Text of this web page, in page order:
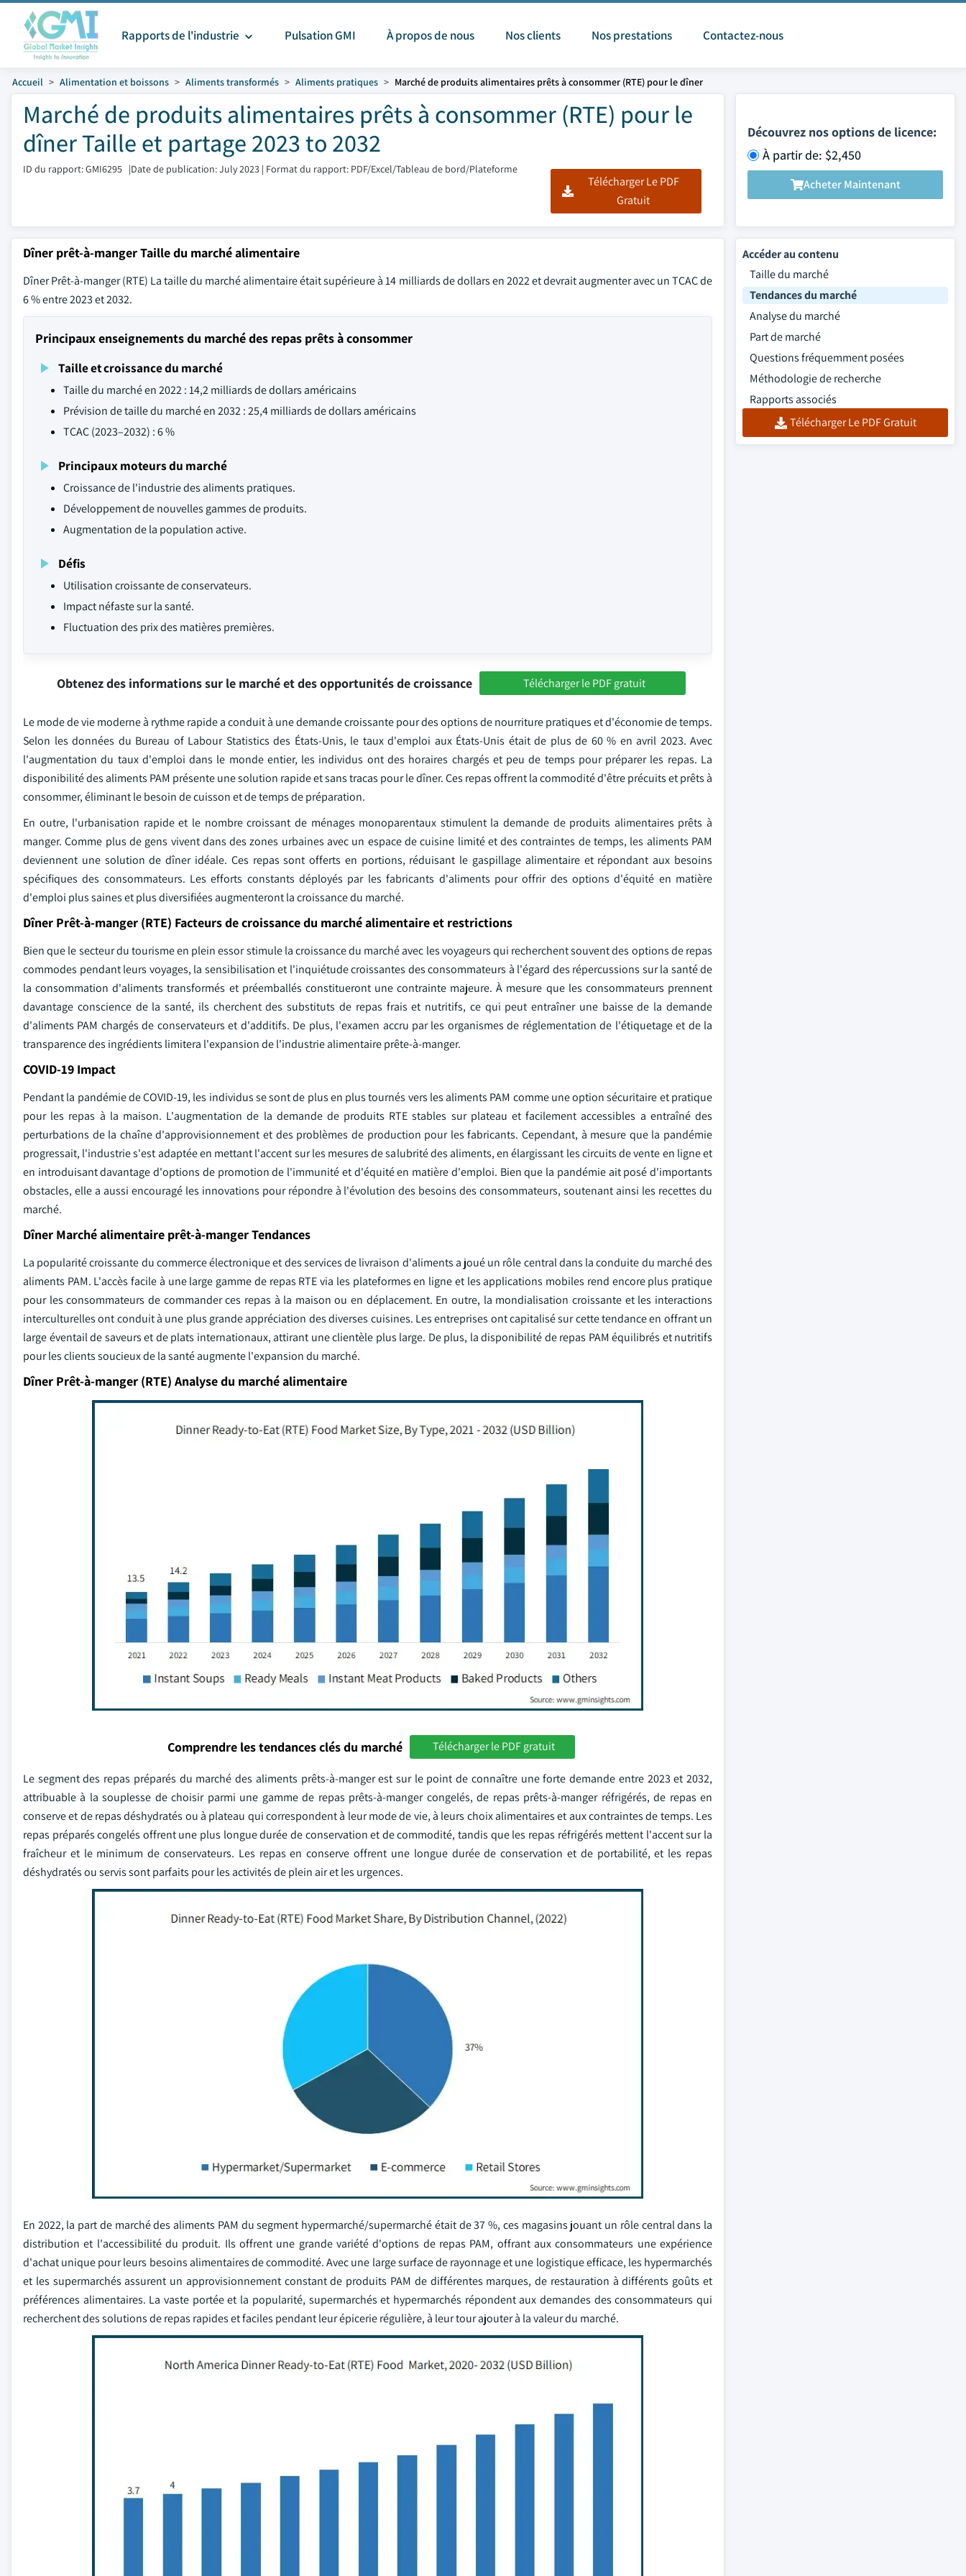
Rapports de l'industrie Pulsation GMI À propos de nous Nos clients Nos prestations Contactez-nous
Accueil Alimentation et boissons Aliments transformés Aliments pratiques Marché de produits alimentaires prêts à consommer (RTE) pour le dîner
Marché de produits alimentaires prêts à consommer (RTE) pour le
dîner Taille et partage 2023 to 2032
ID du rapport: GMI6295 |Date de publication: July 2023 | Format du rapport: PDF/Excel/Tableau de bord/Plateforme
Télécharger Le PDF
Gratuit
Découvrez nos options de licence:
À partir de: $2,450
Acheter Maintenant
Dîner prêt-à-manger Taille du marché alimentaire
Dîner Prêt-à-manger (RTE) La taille du marché alimentaire était supérieure à 14 milliards de dollars en 2022 et devrait augmenter avec un TCAC de
6 % entre 2023 et 2032.
Principaux enseignements du marché des repas prêts à consommer
Taille et croissance du marché
Taille du marché en 2022 : 14,2 milliards de dollars américains
Prévision de taille du marché en 2032 : 25,4 milliards de dollars américains
TCAC (2023–2032) : 6 %
Principaux moteurs du marché
Croissance de l'industrie des aliments pratiques.
Développement de nouvelles gammes de produits.
Augmentation de la population active.
Défis
Utilisation croissante de conservateurs.
Impact néfaste sur la santé.
Fluctuation des prix des matières premières.
Obtenez des informations sur le marché et des opportunités de croissance Télécharger le PDF gratuit
Le mode de vie moderne à rythme rapide a conduit à une demande croissante pour des options de nourriture pratiques et d'économie de temps.
Selon les données du Bureau of Labour Statistics des États-Unis, le taux d'emploi aux États-Unis était de plus de 60 % en avril 2023. Avec
l'augmentation du taux d'emploi dans le monde entier, les individus ont des horaires chargés et peu de temps pour préparer les repas. La
disponibilité des aliments PAM présente une solution rapide et sans tracas pour le dîner. Ces repas offrent la commodité d'être précuits et prêts à
consommer, éliminant le besoin de cuisson et de temps de préparation.
En outre, l'urbanisation rapide et le nombre croissant de ménages monoparentaux stimulent la demande de produits alimentaires prêts à
manger. Comme plus de gens vivent dans des zones urbaines avec un espace de cuisine limité et des contraintes de temps, les aliments PAM
deviennent une solution de dîner idéale. Ces repas sont offerts en portions, réduisant le gaspillage alimentaire et répondant aux besoins
spécifiques des consommateurs. Les efforts constants déployés par les fabricants d'aliments pour offrir des options d'équité en matière
d'emploi plus saines et plus diversifiées augmenteront la croissance du marché.
Dîner Prêt-à-manger (RTE) Facteurs de croissance du marché alimentaire et restrictions
Bien que le secteur du tourisme en plein essor stimule la croissance du marché avec les voyageurs qui recherchent souvent des options de repas
commodes pendant leurs voyages, la sensibilisation et l'inquiétude croissantes des consommateurs à l'égard des répercussions sur la santé de
la consommation d'aliments transformés et préemballés constitueront une contrainte majeure. À mesure que les consommateurs prennent
davantage conscience de la santé, ils cherchent des substituts de repas frais et nutritifs, ce qui peut entraîner une baisse de la demande
d'aliments PAM chargés de conservateurs et d'additifs. De plus, l'examen accru par les organismes de réglementation de l'étiquetage et de la
transparence des ingrédients limitera l'expansion de l'industrie alimentaire prête-à-manger.
COVID-19 Impact
Pendant la pandémie de COVID-19, les individus se sont de plus en plus tournés vers les aliments PAM comme une option sécuritaire et pratique
pour les repas à la maison. L'augmentation de la demande de produits RTE stables sur plateau et facilement accessibles a entraîné des
perturbations de la chaîne d'approvisionnement et des problèmes de production pour les fabricants. Cependant, à mesure que la pandémie
progressait, l'industrie s'est adaptée en mettant l'accent sur les mesures de salubrité des aliments, en élargissant les circuits de vente en ligne et
en introduisant davantage d'options de promotion de l'immunité et d'équité en matière d'emploi. Bien que la pandémie ait posé d'importants
obstacles, elle a aussi encouragé les innovations pour répondre à l'évolution des besoins des consommateurs, soutenant ainsi les recettes du
marché.
Dîner Marché alimentaire prêt-à-manger Tendances
La popularité croissante du commerce électronique et des services de livraison d'aliments a joué un rôle central dans la conduite du marché des
aliments PAM. L'accès facile à une large gamme de repas RTE via les plateformes en ligne et les applications mobiles rend encore plus pratique
pour les consommateurs de commander ces repas à la maison ou en déplacement. En outre, la mondialisation croissante et les interactions
interculturelles ont conduit à une plus grande appréciation des diverses cuisines. Les entreprises ont capitalisé sur cette tendance en offrant un
large éventail de saveurs et de plats internationaux, attirant une clientèle plus large. De plus, la disponibilité de repas PAM équilibrés et nutritifs
pour les clients soucieux de la santé augmente l'expansion du marché.
Dîner Prêt-à-manger (RTE) Analyse du marché alimentaire
Comprendre les tendances clés du marché Télécharger le PDF gratuit
Le segment des repas préparés du marché des aliments prêts-à-manger est sur le point de connaître une forte demande entre 2023 et 2032,
attribuable à la souplesse de choisir parmi une gamme de repas prêts-à-manger congelés, de repas prêts-à-manger réfrigérés, de repas en
conserve et de repas déshydratés ou à plateau qui correspondent à leur mode de vie, à leurs choix alimentaires et aux contraintes de temps. Les
repas préparés congelés offrent une plus longue durée de conservation et de commodité, tandis que les repas réfrigérés mettent l'accent sur la
fraîcheur et le minimum de conservateurs. Les repas en conserve offrent une longue durée de conservation et de portabilité, et les repas
déshydratés ou servis sont parfaits pour les activités de plein air et les urgences.
En 2022, la part de marché des aliments PAM du segment hypermarché/supermarché était de 37 %, ces magasins jouant un rôle central dans la
distribution et l'accessibilité du produit. Ils offrent une grande variété d'options de repas PAM, offrant aux consommateurs une expérience
d'achat unique pour leurs besoins alimentaires de commodité. Avec une large surface de rayonnage et une logistique efficace, les hypermarchés
et les supermarchés assurent un approvisionnement constant de produits PAM de différentes marques, de restauration à différents goûts et
préférences alimentaires. La vaste portée et la popularité, supermarchés et hypermarchés répondent aux demandes des consommateurs qui
recherchent des solutions de repas rapides et faciles pendant leur épicerie régulière, à leur tour ajouter à la valeur du marché.
Accéder au contenu
Taille du marché
Tendances du marché
Analyse du marché
Part de marché
Questions fréquemment posées
Méthodologie de recherche
Rapports associés
Télécharger Le PDF Gratuit